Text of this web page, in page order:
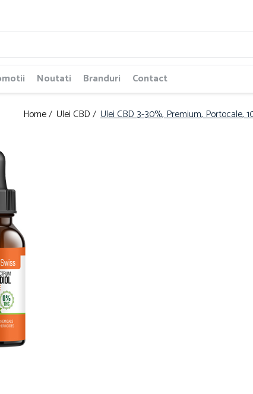
Noutati Branduri Contact
Home / Ulei CBD / Ulei CBD 3-30%, Premium, Portocale,